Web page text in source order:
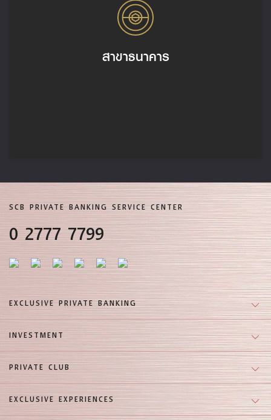
สาขาธนาคาร
SCB PRIVATE BANKING SERVICE CENTER
0 2777 7799
EXCLUSIVE PRIVATE BANKING
INVESTMENT
PRIVATE CLUB
EXCLUSIVE EXPERIENCES